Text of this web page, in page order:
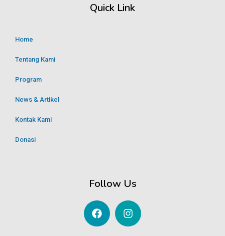
Quick Link
Home
Tentang Kami
Program
News & Artikel
Kontak Kami
Donasi
Follow Us